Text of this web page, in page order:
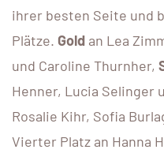
ihrer besten Seite und
Plätze. Gold an Lea
und Caroline Thurnher,
Henner, Lucia Selinger
Rosalie Kihr, Sofia
Vierter Platz an Hanna